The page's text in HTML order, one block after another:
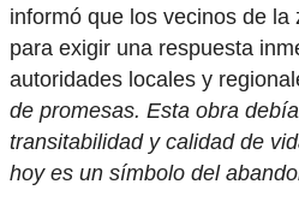
informó que los vecinos de la
para exigir una respuesta
autoridades locales y
de promesas. Esta obra
transitabilidad y calidad de
hoy es un símbolo del